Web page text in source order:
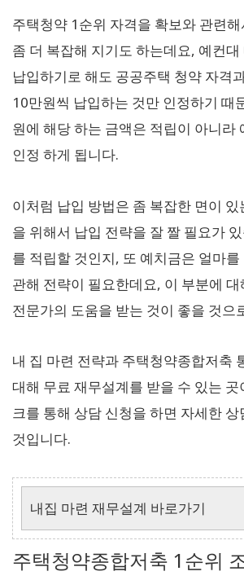
주택청약 1순위 자격을 확보와 관련
좀 더 복잡해 지기도 하는데요, 예컨
납입하기로 해도 공공주택 청약 자격
10만원씩 납입하는 것만 인정하기 때
원에 해당 하는 금액은 적립이 아니라
인정 하게 됩니다.
이처럼 납입 방법은 좀 복잡한 면이
을 위해서 납입 전략을 잘 짤 필요가
를 적립할 것인지, 또 예치금은 얼마
관해 전략이 필요한데요, 이 부분에
전문가의 도움을 받는 것이 좋을 것으
내 집 마련 전략과 주택청약종합저축
대해 무료 재무설계를 받을 수 있는 곳
크를 통해 상담 신청을 하면 자세한
것입니다.
내집 마련 재무설계 바로가기
주택청약종합저축 1순위